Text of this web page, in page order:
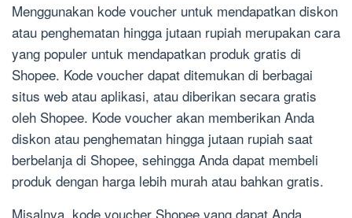
Menggunakan kode voucher untuk mendapatkan diskon
atau penghematan hingga jutaan rupiah merupakan cara
yang populer untuk mendapatkan produk gratis di
Shopee. Kode voucher dapat ditemukan di berbagai
situs web atau aplikasi, atau diberikan secara gratis
oleh Shopee. Kode voucher akan memberikan Anda
diskon atau penghematan hingga jutaan rupiah saat
berbelanja di Shopee, sehingga Anda dapat membeli
produk dengan harga lebih murah atau bahkan gratis.
Misalnya, kode voucher Shopee yang dapat Anda